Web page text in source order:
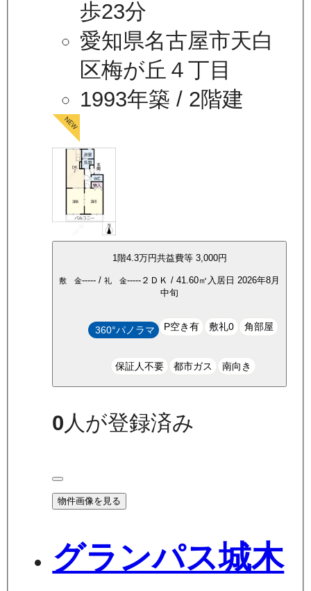
歩23分
愛知県名古屋市天白
区梅が丘４丁目
1993年築 / 2階建
1階4.3万円共益費等 3,000円
敷 金----- / 礼 金----- ２ＤＫ / 41.60㎡ 入居日 2026年8月
中旬
360°パノラマ P空き有 敷礼0 角部屋
保証人不要 都市ガス 南向き
0 人が登録済み
物件画像を見る
グランパス城木